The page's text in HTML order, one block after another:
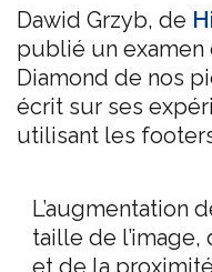
Dawid Grzyb, de
publié un
Diamond de nos
écrit sur ses
utilisant les
L’augmentation
taille de